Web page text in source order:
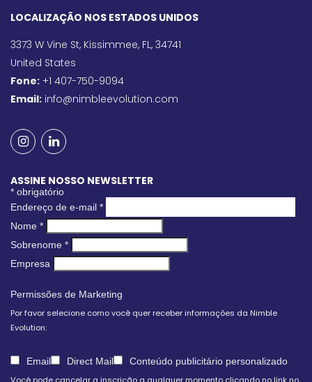
LOCALIZAÇÃO NOS ESTADOS UNIDOS
3373 W Vine St, Kissimmee, FL, 34741
United States
Fone: +1 407-750-9094
Email: info@nimbleevolution.com
ASSINE NOSSO NEWSLETTER
* obrigatório
Endereço de e-mail *
Nome *
Sobrenome *
Empresa
Permissões de Marketing
Por favor selecione como você quer receber informações da Nimble
Evolution:
Email Direct Mail
Conteúdo publicitário personalizado